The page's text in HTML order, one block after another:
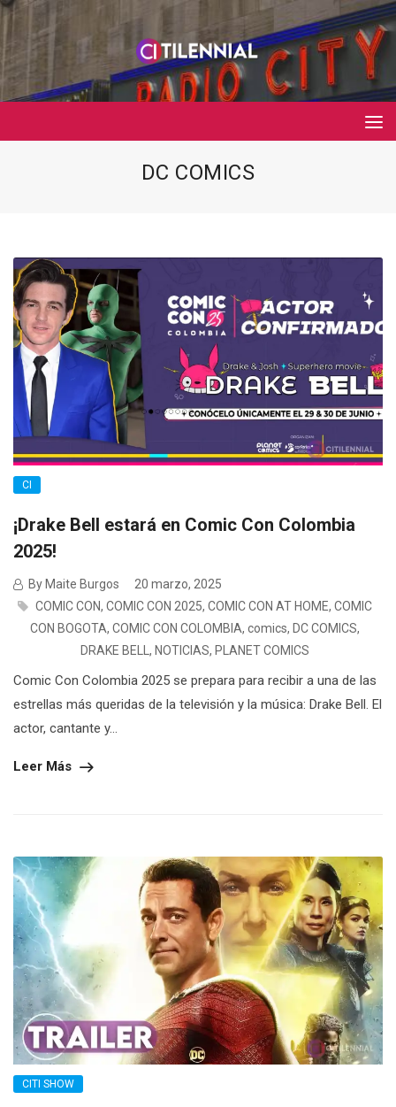
DC COMICS
CI
¡Drake Bell estará en Comic Con Colombia
2025!
By Maite Burgos
20 marzo, 2025
COMIC CON, COMIC CON 2025, COMIC CON AT HOME, COMIC
CON BOGOTA, COMIC CON COLOMBIA, comics, DC COMICS,
DRAKE BELL , NOTICIAS, PLANET COMICS
Comic Con Colombia 2025 se prepara para recibir a una de las
estrellas más queridas de la televisión y la música: Drake Bell. El
actor, cantante y...
Leer Más
CITI SHOW